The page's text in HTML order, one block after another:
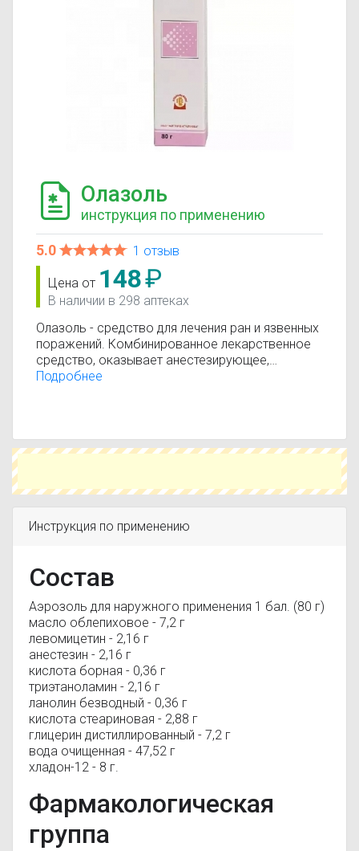
Олазоль
инструкция по применению
5.0 1 отзыв
Цена от 148₽
В наличии в 298 аптеках
Олазоль - средство для лечения ран и язвенных
поражений. Комбинированное лекарственное
средство, оказывает анестезирующее,
антибактериальное (проявляет активность по
риккетсий, хламидий, спирохет) и
противовоспалительное действие, уменьшает
и ускоряет процесс эпителизации ран.
Применяется при ожогах.
Подробнее
Инструкция по применению
Состав
Аэрозоль для наружного применения 1 бал. (80 г)
масло облепиховое - 7,2 г
левомицетин - 2,16 г
анестезин - 2,16 г
кислота борная - 0,36 г
триэтаноламин - 2,16 г
ланолин безводный - 0,36 г
кислота стеариновая - 2,88 г
глицерин дистиллированный - 7,2 г
вода очищенная - 47,52 г
хладон-12 - 8 г.
Фармакологическая
группа